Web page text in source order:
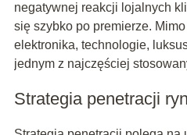
negatywnej reakcji lojalnych
się szybko po premierze.
elektronika, technologie,
jednym z najczęściej
Strategia penetracji